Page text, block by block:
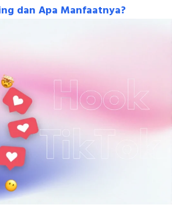
dan Apa Manfaatnya?